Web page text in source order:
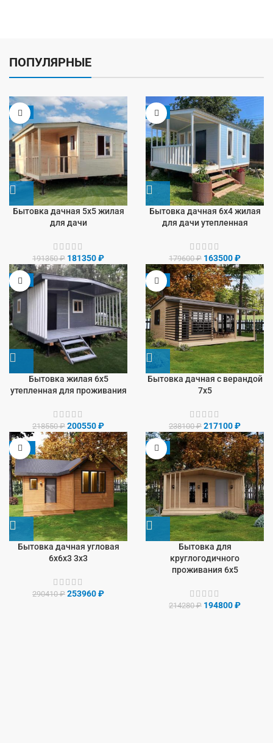
ПОПУЛЯРНЫЕ
-5%
Бытовка дачная 5х5 жилая
для дачи
191350₽ 181350₽
-9%
Бытовка дачная 6х4 жилая
для дачи утепленная
179600₽ 163500₽
-8%
Бытовка жилая 6х5
утепленная для проживания
218550₽ 200550₽
-9%
Бытовка дачная с верандой
7х5
238100₽ 217100₽
-13%
Бытовка дачная угловая
6х6х3 3х3
290410₽ 253960₽
-9%
Бытовка для
круглогодичного
проживания 6х5
214280₽ 194800₽